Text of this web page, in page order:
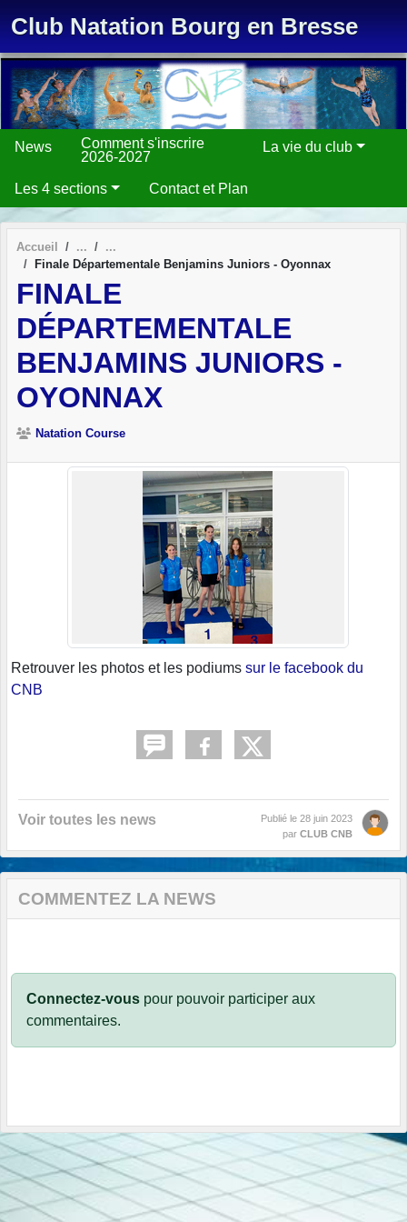
Club Natation Bourg en Bresse
News
Comment s'inscrire
2026-2027
La vie du club
Les 4 sections Contact et Plan
Accueil
Finale Départementale Benjamins Juniors - Oyonnax
FINALE
DÉPARTEMENTALE
BENJAMINS JUNIORS -
OYONNAX
Natation Course
Retrouver les photos et les podiums sur le facebook du
CNB
Voir toutes les news Publié le 28 juin 2023
par CLUB CNB
COMMENTEZ LA NEWS
Connectez-vous pour pouvoir participer aux
commentaires.